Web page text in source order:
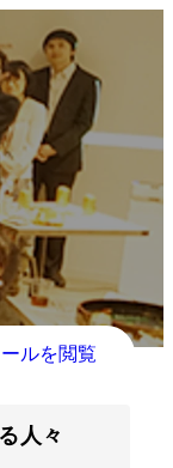
ルを閲覧
人々